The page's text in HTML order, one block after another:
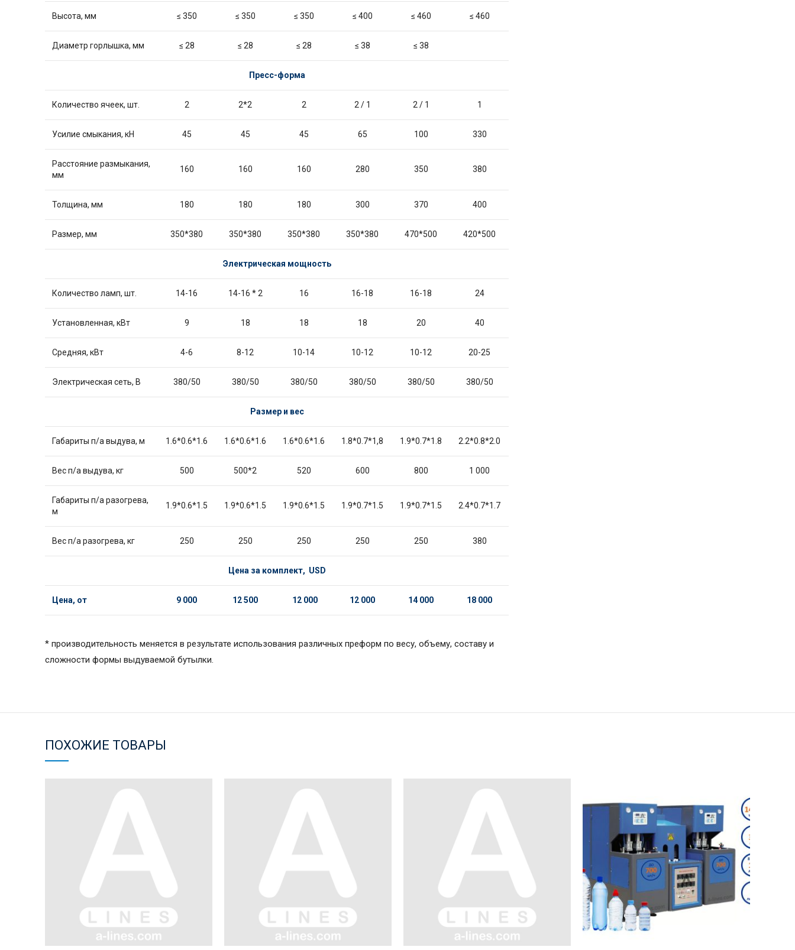
Высота, мм ≤ 350 ≤ 350 ≤ 350 ≤ 400 ≤ 460 ≤ 460
Диаметр горлышка, мм ≤ 28 ≤ 28 ≤ 28 ≤ 38 ≤ 38
Пресс-форма
Количество ячеек, шт. 2 2*2 2 2 / 1 2 / 1 1
Усилие смыкания, кН 45 45 45 65 100 330
Расстояние размыкания,
мм
160 160 160 280 350 380
Толщина, мм 180 180 180 300 370 400
Размер, мм 350*380 350*380 350*380 350*380 470*500 420*500
Электрическая мощность
Количество ламп, шт. 14-16 14-16 * 2 16 16-18 16-18 24
Установленная, кВт 9 18 18 18 20 40
Средняя, кВт 4-6 8-12 10-14 10-12 10-12 20-25
Электрическая сеть, В 380/50 380/50 380/50 380/50 380/50 380/50
Размер и вес
Габариты п/а выдува, м 1.6*0.6*1.6 1.6*0.6*1.6 1.6*0.6*1.6 1.8*0.7*1,8 1.9*0.7*1.8 2.2*0.8*2.0
Вес п/а выдува, кг 500 500*2 520 600 800 1 000
Габариты п/а разогрева,
м
1.9*0.6*1.5 1.9*0.6*1.5 1.9*0.6*1.5 1.9*0.7*1.5 1.9*0.7*1.5 2.4*0.7*1.7
Вес п/а разогрева, кг 250 250 250 250 250 380
Цена за комплект, USD
Цена, от 9 000 12500 12 000 12 000 14 000 18 000
* производительность меняется в результате использования различных преформ по весу, объему, составу и
сложности формы выдуваемой бутылки.
ПОХОЖИЕ ТОВАРЫ